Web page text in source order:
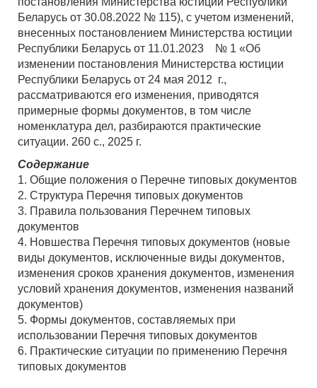
Беларусь от 30.08.2022 № 115), с учетом изменений,
внесенных постановлением Министерства юстиции
Республики Беларусь от 11.01.2023 № 1 «Об
изменении постановления Министерства юстиции
Республики Беларусь от 24 мая 2012 г.,
рассматриваются его изменения, приводятся
примерные формы документов, в том числе
номенклатура дел, разбираются практические
ситуации. 260 с., 2025 г.
Содержание
1. Общие положения о Перечне типовых документов
2. Структура Перечня типовых документов
3. Правила пользования Перечнем типовых
документов
4. Новшества Перечня типовых документов (новые
виды документов, исключенные виды документов,
изменения сроков хранения документов, изменения
условий хранения документов, изменения названий
документов)
5. Формы документов, составляемых при
использовании Перечня типовых документов
6. Практические ситуации по применению Перечня
типовых документов